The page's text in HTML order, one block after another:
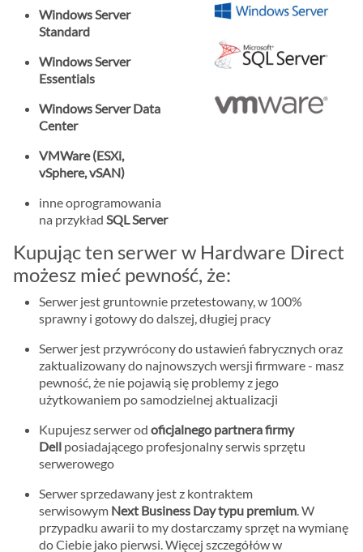
Windows Server
Standard
Windows Server
Essentials
Windows Server Data
Center
VMWare (ESXi,
vSphere, vSAN)
inne oprogramowania
na przykład SQL Server
Kupując ten serwer w Hardware Direct
możesz mieć pewność, że:
Serwer jest gruntownie przetestowany, w 100%
sprawny i gotowy do dalszej, długiej pracy
Serwer jest przywrócony do ustawień fabrycznych oraz
zaktualizowany do najnowszych wersji firmware - masz
pewność, że nie pojawią się problemy z jego
użytkowaniem po samodzielnej aktualizacji
Kupujesz serwer od oficjalnego partnera firmy
Dell posiadającego profesjonalny serwis sprzętu
serwerowego
Serwer sprzedawany jest z kontraktem
serwisowym Next Business Day typu premium. W
przypadku awarii to my dostarczamy sprzęt na wymianę
do Ciebie jako pierwsi. Więcej szczegółów w